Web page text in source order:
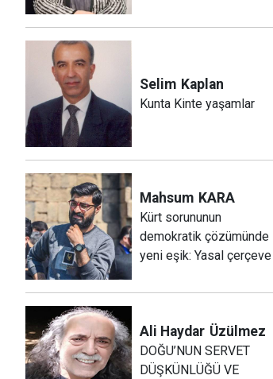
Selim Kaplan
Kunta Kinte yaşamlar
Mahsum KARA
Kürt sorununun
demokratik çözümünde
yeni eşik: Yasal çerçeve
Ali Haydar Üzülmez
DOĞU’NUN SERVET
DÜŞKÜNLÜĞÜ VE